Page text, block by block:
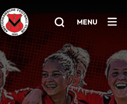
MENU